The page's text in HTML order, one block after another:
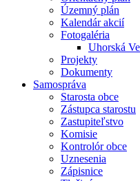
Územný plán
Kalendár akcií
Fotogaléria
Uhorská
Projekty
Dokumenty
Samospráva
Starosta obce
Zástupca starostu
Zastupiteľstvo
Komisie
Kontrolór obce
Uznesenia
Zápisnice